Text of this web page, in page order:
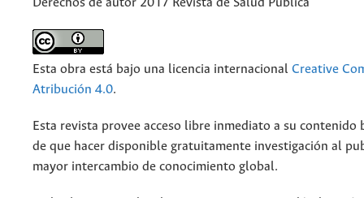
Esta obra está bajo una licencia internacional Creative
Atribución 4.0.
Esta revista provee acceso libre inmediato a su contenido
de que hacer disponible gratuitamente investigación al
mayor intercambio de conocimiento global.